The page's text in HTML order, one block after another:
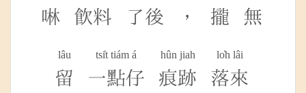
啉 飲料 了後 ， 攏 無
lâu
留
tsi̍t tiám á
一點仔
hûn jiah
痕跡
lo̍h lâi
落來